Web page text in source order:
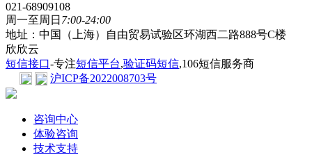
021-68909108
周一至周日 7:00-24:00
地址：中国（上海）自由贸易试验区环湖西二路888号C楼
欣欣云
短信接口-专注短信平台,验证码短信,106短信服务商
沪ICP备2022008703号
咨询中心
体验咨询
技术支持